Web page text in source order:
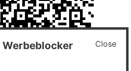
Close
Werbeblocker